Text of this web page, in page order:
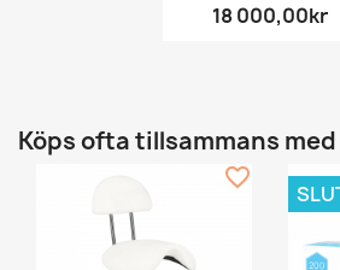
18 000,00kr
Köps ofta tillsammans med
favorite_border